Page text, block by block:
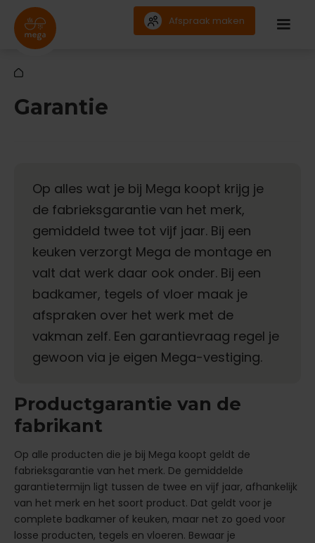
Afspraak maken
Garantie
Op alles wat je bij Mega koopt krijg je
de fabrieksgarantie van het merk,
gemiddeld twee tot vijf jaar. Bij een
keuken verzorgt Mega de montage en
valt dat werk daar ook onder. Bij een
badkamer, tegels of vloer maak je
afspraken over het werk met de
vakman zelf. Een garantievraag regel je
gewoon via je eigen Mega-vestiging.
Productgarantie van de
fabrikant
Op alle producten die je bij Mega koopt geldt de
fabrieksgarantie van het merk. De gemiddelde
garantietermijn ligt tussen de twee en vijf jaar, afhankelijk
van het merk en het soort product. Dat geldt voor je
complete badkamer of keuken, maar net zo goed voor
losse producten, tegels en vloeren. Bewaar je